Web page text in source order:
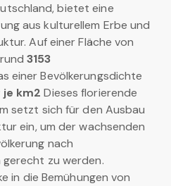
bietet eine
aus kulturellem Erbe und
Auf einer Fläche von
3153
einer Bevölkerungsdichte
je km2 Dieses florierende
setzt sich für den Ausbau
ein, um der wachsenden
nach
zu werden.
in die Bemühungen von